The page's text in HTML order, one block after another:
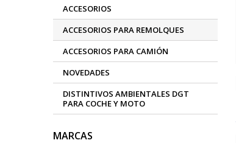
ACCESORIOS
ACCESORIOS PARA REMOLQUES
ACCESORIOS PARA CAMIÓN
NOVEDADES
DISTINTIVOS AMBIENTALES DGT
PARA COCHE Y MOTO
MARCAS